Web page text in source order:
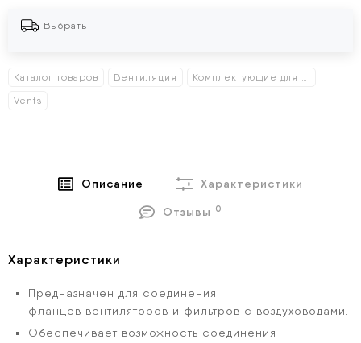
Выбрать
Каталог товаров Вентиляция Комплектующие для вентиляции
Vents
Описание
Характеристики
Отзывы
0
Характеристики
Предназначен для соединения
фланцев вентиляторов и фильтров с воздуховодами.
Обеспечивает возможность соединения